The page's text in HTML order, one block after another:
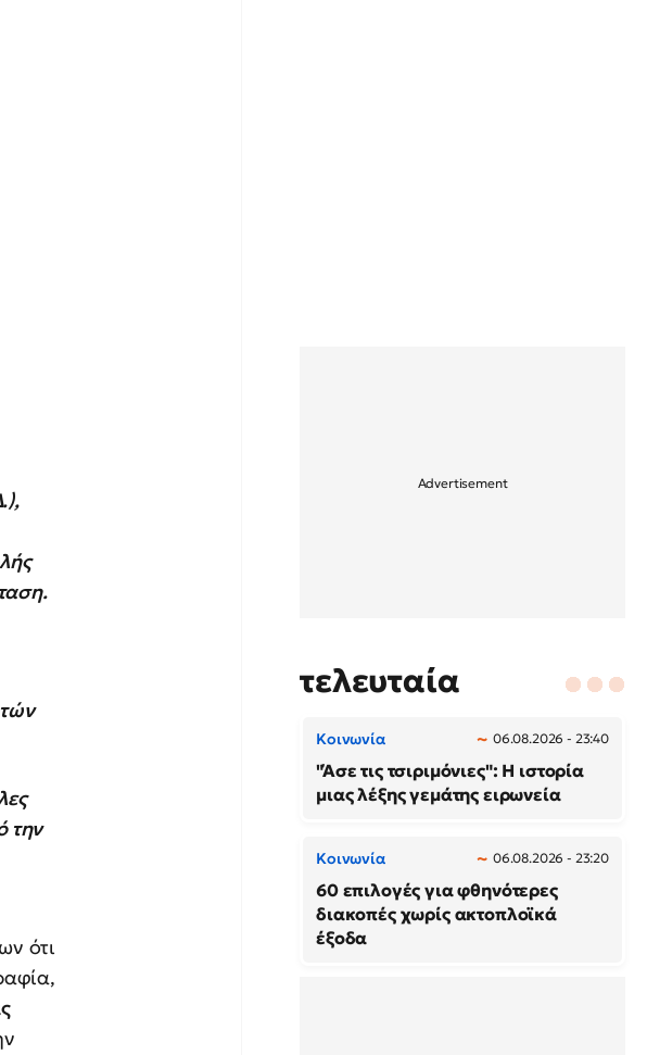
την
ότι
τελευταία
Κοινωνία 06.08.2026 - 23:40
"Άσε τις τσιριμόνιες": Η ιστορία
μιας λέξης γεμάτης ειρωνεία
Κοινωνία 06.08.2026 - 23:20
60 επιλογές για φθηνότερες
διακοπές χωρίς ακτοπλοϊκά
έξοδα